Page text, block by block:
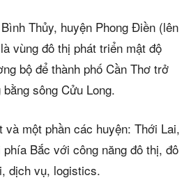
Thủy, huyện Phong Điền (lên
vùng đô thị phát triển mật độ
bộ để thành phố Cần Thơ trở
sông Cửu Long.
một phần các huyện: Thới Lai,
Bắc với công năng đô thị, đô
dịch vụ, logistics.